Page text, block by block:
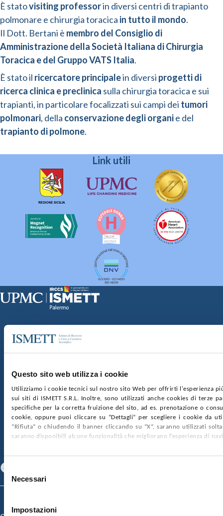
Questo sito web utilizza i cookie
Utilizziamo i cookie tecnici sul nostro sito Web per offrirti l'esperienza
sui siti di ISMETT S.R.L. Inoltre, sono utilizzati anche cookies di terze
specifiche per la corretta fruizione del sito, ad es. prenotazione o
cookie, oppure puoi cliccare su “Dettagli” per scegliere i cookie da
“Rifiuta” o chiudendo il banner cliccando su “X”, saranno utilizzati
saranno disponibili alcune funzionalità che migliorano l’esperienza di
Selezione
delNecessari
Impostazioni
È statovisiting professorin diversi centri di trapianto
polmonare e chirurgia toracica in tutto il mondo.
Il Dott. Bertani è membro del Consiglio di
Amministrazione della Società Italiana di Chirurgia
Toracica e del Gruppo VATS Italia.
È stato il ricercatore principalein diversi progetti di
ricerca clinica e preclinica sulla chirurgia toracica e sui
trapianti, in particolare focalizzati sui campi dei tumori
polmonari, della conservazione degli organie del
trapianto di polmone.
Link utili
Via Discesa dei Giudici 4 90133 Palermo
nr. REA PA-201818 P.I. 04544550827
SOCIETÀ TRASPARENTE WHISTLEBLOWING
GARE E CONTRATTIPRIVACYCOOKIE POLICY
SOSTIENICIMAPPA DEL SITOACCESSIBILITÀ
CONTATTI
Specializzazione)